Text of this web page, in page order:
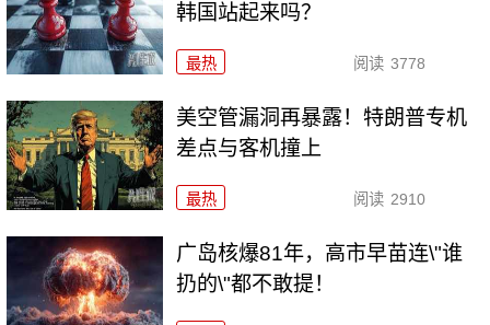
韩国站起来吗？
最热 阅读 3778
美空管漏洞再暴露！特朗普专机
差点与客机撞上
最热 阅读 2910
广岛核爆81年，高市早苗连\"谁
扔的\"都不敢提！